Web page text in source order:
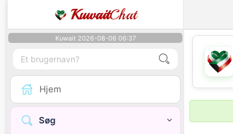
KuwaitChat
Kuwait 2026-08-06 06:37
Hjem
Søg